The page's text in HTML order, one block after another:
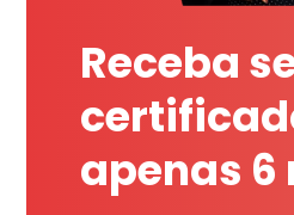
Receba
apenas 6